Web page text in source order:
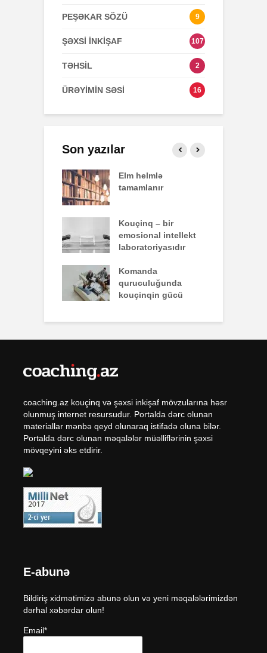
PEŞƏKAR SÖZÜ 9
ŞƏXSİ İNKİŞAF 107
TƏHSİL 2
ÜRƏYİMİN SƏSİ 16
Son yazılar
Elm helmlə
tamamlanır
Kouçinq – bir
emosional intellekt
laboratoriyasıdır
Komanda
quruculuğunda
kouçinqin gücü
coaching.az kouçinq və şəxsi inkişaf mövzularına həsr
olunmuş internet resursudur. Portalda dərc olunan
materiallar mənbə qeyd olunaraq istifadə oluna bilər.
Portalda dərc olunan məqalələr müəlliflərinin şəxsi
mövqeyini əks etdirir.
E-abunə
Bildiriş xidmətimizə abunə olun və yeni məqalələrimizdən
dərhal xəbərdar olun!
Email*